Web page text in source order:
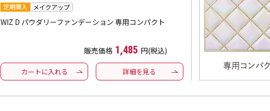
定期購入 メイクアップ
WIZ D パウダリーファンデーション 専用コンパクト
販売価格 1,485 円(税込)
カートに入れる 詳細を見る